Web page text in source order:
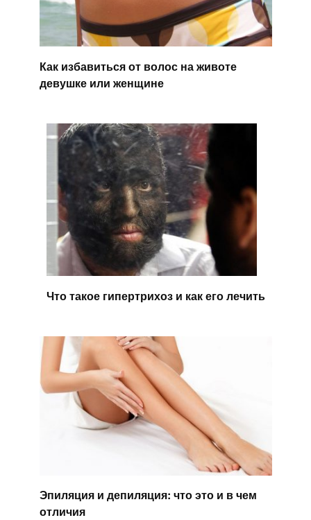
Как избавиться от волос на животе
девушке или женщине
Что такое гипертрихоз и как его лечить
Эпиляция и депиляция: что это и в чем
отличия